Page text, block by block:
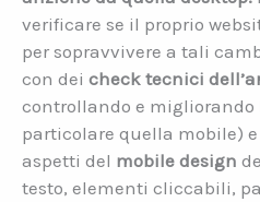
verificare se il proprio
per sopravvivere a tali
con dei check tecnici
controllando e migliorando
particolare quella mobile)
aspetti del mobile design
testo, elementi cliccabili,